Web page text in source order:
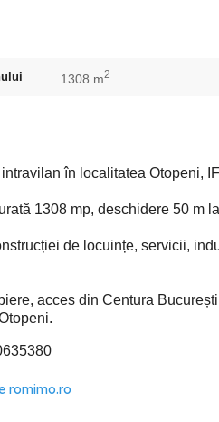
1308 m2
în localitatea Otopeni,
1308 mp, deschidere 50 m
de locuințe, servicii,
acces din Centura
romimo.ro